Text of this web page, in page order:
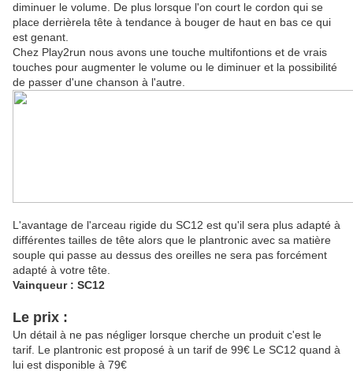
diminuer le volume. De plus lorsque l'on court le cordon qui se
place derrièrela tête à tendance à bouger de haut en bas ce qui
est genant.
Chez Play2run nous avons une touche multifontions et de vrais
touches pour augmenter le volume ou le diminuer et la possibilité
de passer d'une chanson à l'autre.
L'avantage de l'arceau rigide du SC12 est qu'il sera plus adapté à
différentes tailles de tête alors que le plantronic avec sa matière
souple qui passe au dessus des oreilles ne sera pas forcément
adapté à votre tête.
Vainqueur : SC12
Le prix :
Un détail à ne pas négliger lorsque cherche un produit c'est le
tarif. Le plantronic est proposé à un tarif de 99€ Le SC12 quand à
lui est disponible à 79€